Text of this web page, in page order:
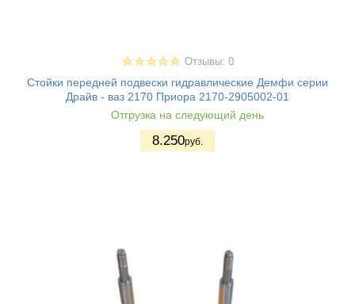
Отзывы: 0
Стойки передней подвески гидравлические Демфи серии
Драйв - ваз 2170 Приора 2170-2905002-01
Отгрузка на следующий день
8.250руб.